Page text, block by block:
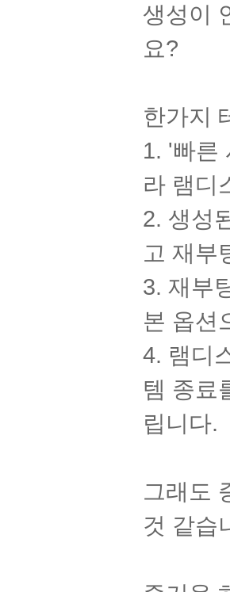
생성이
요?
한가지
1. '빠른
라 램디
2. 생성
고 재부
3. 재부
본 옵션
4. 램디
템 종료
립니다.
그래도
것 같습